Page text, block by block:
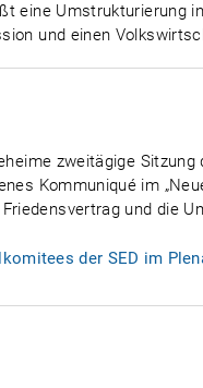
eine Umstrukturierung
und einen
zweitägige
Kommuniqué im
und die
der SED im